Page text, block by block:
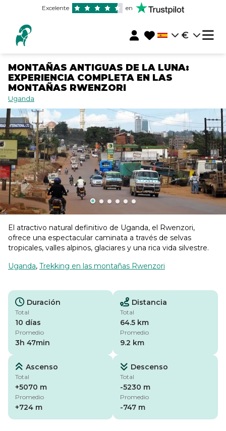
Excelente en
€
MONTAÑAS ANTIGUAS DE LA LUNA:
EXPERIENCIA COMPLETA EN LAS
MONTAÑAS RWENZORI
Uganda
El atractivo natural definitivo de Uganda, el Rwenzori,
ofrece una espectacular caminata a través de selvas
tropicales, valles alpinos, glaciares y una rica vida silvestre.
Uganda, Trekking en las montañas Rwenzori
Duración
Total
10 días
Promedio
3h 47min
Distancia
Total
64.5 km
Promedio
9.2 km
Ascenso
Total
+5070 m
Promedio
+724 m
Descenso
Total
-5230 m
Promedio
-747 m